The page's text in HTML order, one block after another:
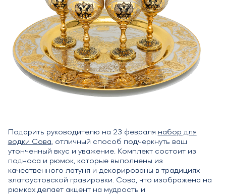
Подарить руководителю на 23 февраля набор для
водки Сова, отличный способ подчеркнуть ваш
утонченный вкус и уважение. Комплект состоит из
подноса и рюмок, которые выполнены из
качественного латуня и декорированы в традициях
златоустовской гравировки. Сова, что изображена на
рюмках делает акцент на мудрость и